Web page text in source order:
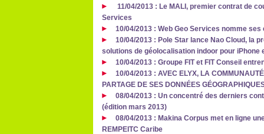
11/04/2013 : Le MALI, premier contrat de
Services
10/04/2013 : Web Geo Services nomme
10/04/2013 : Pole Star lance Nao Cloud, la
solutions de géolocalisation indoor pour iPhone
10/04/2013 : Groupe FIT et FIT Conseil
10/04/2013 : AVEC ELYX, LA
PARTAGE DE SES DONNÉES
08/04/2013 : Un concentré des derniers
(édition mars 2013)
08/04/2013 : Makina Corpus met en ligne
REMPEITC Caribe